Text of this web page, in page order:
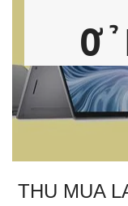
Ở
THU MUA